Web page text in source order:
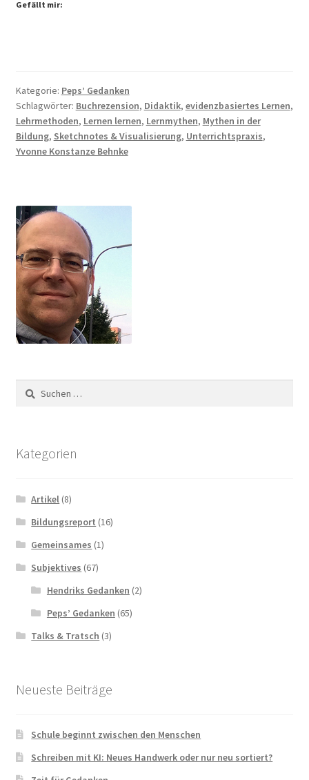
Buch
Gefällt mir:
Kategorie: Peps’ Gedanken
Schlagwörter: Buchrezension, Didaktik, evidenzbasiertes Lernen,
Lehrmethoden, Lernen lernen, Lernmythen, Mythen in der
Bildung, Sketchnotes & Visualisierung, Unterrichtspraxis,
Yvonne Konstanze Behnke
Suchen
nach:
Kategorien
Artikel (8)
Bildungsreport (16)
Gemeinsames (1)
Subjektives (67)
Hendriks Gedanken (2)
Peps’ Gedanken (65)
Talks & Tratsch (3)
Neueste Beiträge
Schule beginnt zwischen den Menschen
Schreiben mit KI: Neues Handwerk oder nur neu sortiert?